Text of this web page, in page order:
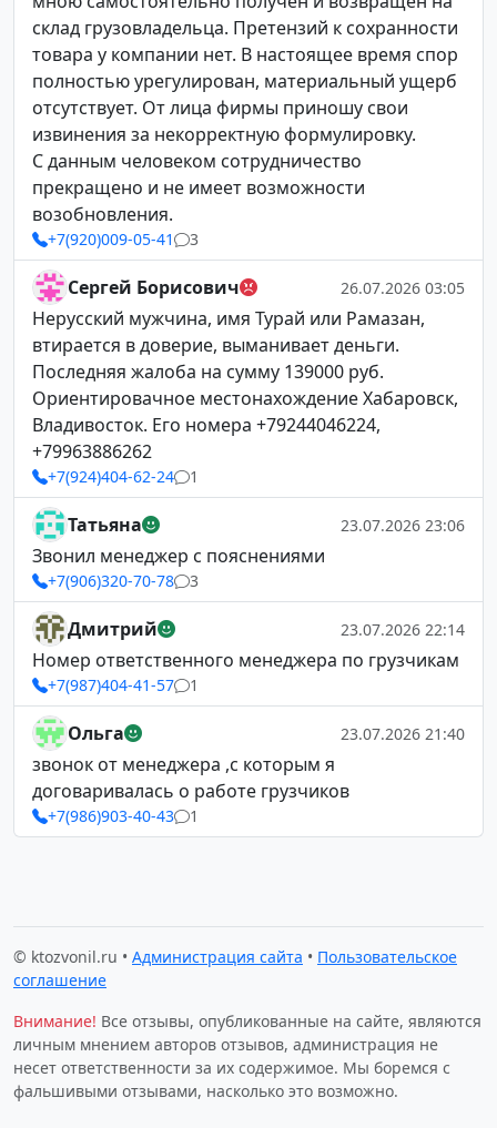
склад грузовладельца. Претензий к сохранности
товара у компании нет. В настоящее время спор
полностью урегулирован, материальный ущерб
отсутствует. От лица фирмы приношу свои
извинения за некорректную формулировку.
С данным человеком сотрудничество
прекращено и не имеет возможности
возобновления.
+7(920)009-05-41 3
Сергей Борисович 26.07.2026 03:05
Нерусский мужчина, имя Турай или Рамазан,
втирается в доверие, выманивает деньги.
Последняя жалоба на сумму 139000 руб.
Ориентировачное местонахождение Хабаровск,
Владивосток. Его номера +79244046224,
+79963886262
+7(924)404-62-24 1
Татьяна 23.07.2026 23:06
Звонил менеджер с пояснениями
+7(906)320-70-78 3
Дмитрий 23.07.2026 22:14
Номер ответственного менеджера по грузчикам
+7(987)404-41-57 1
Ольга 23.07.2026 21:40
звонок от менеджера ,с которым я
договаривалась о работе грузчиков
+7(986)903-40-43 1
© ktozvonil.ru • Администрация сайта • Пользовательское
соглашение
Внимание! Все отзывы, опубликованные на сайте, являются
личным мнением авторов отзывов, администрация не
несет ответственности за их содержимое. Мы боремся с
фальшивыми отзывами, насколько это возможно.